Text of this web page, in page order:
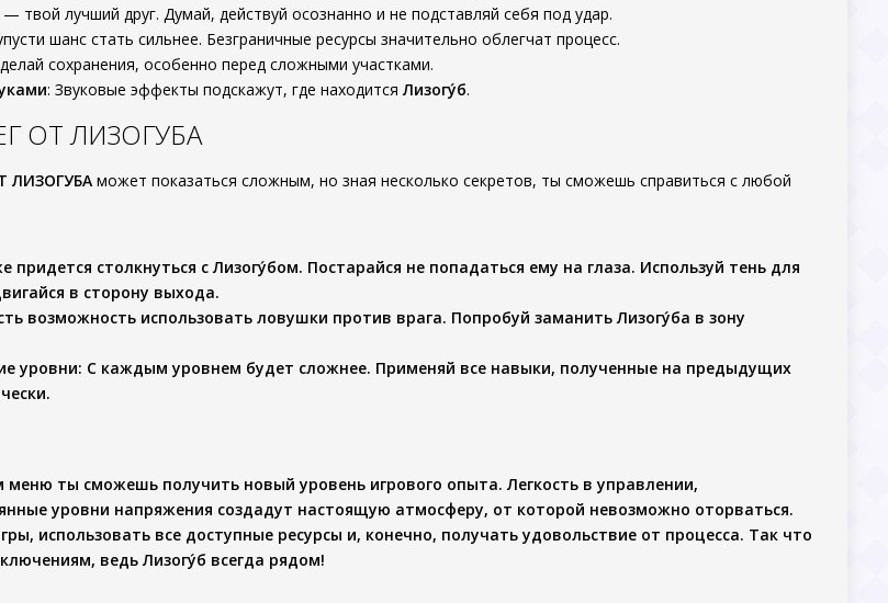
твой лучший друг. Думай, действуй осознанно и не подставляй себя под удар.
шанс стать сильнее. Безграничные ресурсы значительно облегчат процесс.
сохранения, особенно перед сложными участками.
: Звуковые эффекты подскажут, где находитсяЛизогу́б.
ОТ ЛИЗОГУБА
ЛИЗОГУБА может показаться сложным, но зная несколько секретов, ты сможешь справиться с любой
придется столкнуться сЛизогу́бом. Постарайся не попадаться ему на глаза. Используй тень для
в сторону выхода.
возможность использовать ловушки против врага. Попробуй заманитьЛизогу́ба в зону
уровни: С каждым уровнем будет сложнее. Применяй все навыки, полученные на предыдущих
меню ты сможешь получить новый уровень игрового опыта. Легкость в управлении,
уровни напряжения создадут настоящую атмосферу, от которой невозможно оторваться.
использовать все доступные ресурсы и, конечно, получать удовольствие от процесса. Так что
ведьЛизогу́б всегда рядом!